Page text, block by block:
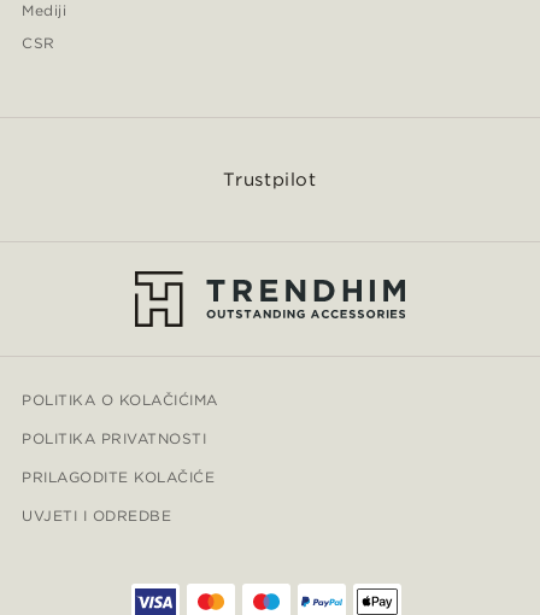
Mediji
CSR
Trustpilot
POLITIKA O KOLAČIĆIMA
POLITIKA PRIVATNOSTI
PRILAGODITE KOLAČIĆE
UVJETI I ODREDBE